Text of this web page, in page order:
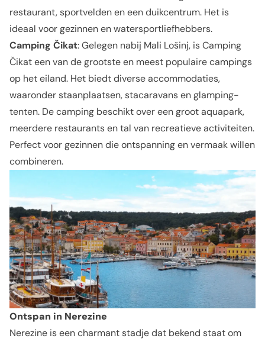
restaurant, sportvelden en een duikcentrum. Het is
ideaal voor gezinnen en watersportliefhebbers.
Camping Čikat: Gelegen nabij Mali Lošinj, is Camping
Čikat een van de grootste en meest populaire campings
op het eiland. Het biedt diverse accommodaties,
waaronder staanplaatsen, stacaravans en glamping-
tenten. De camping beschikt over een groot aquapark,
meerdere restaurants en tal van recreatieve activiteiten.
Perfect voor gezinnen die ontspanning en vermaak willen
combineren.
Ontspan in Nerezine
Nerezine is een charmant stadje dat bekend staat om